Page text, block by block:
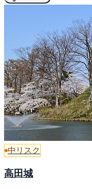
中リスク
高田城